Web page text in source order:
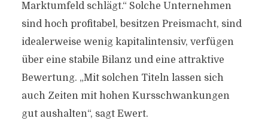
Marktumfeld schlägt.“ Solche Unternehmen
sind hoch profitabel, besitzen Preismacht, sind
idealerweise wenig kapitalintensiv, verfügen
über eine stabile Bilanz und eine attraktive
Bewertung. „Mit solchen Titeln lassen sich
auch Zeiten mit hohen Kursschwankungen
gut aushalten“, sagt Ewert.